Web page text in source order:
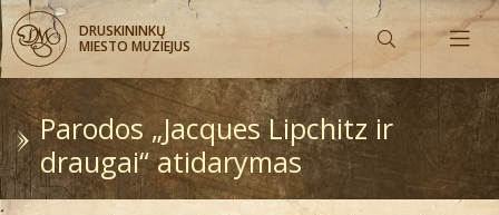
Muziejus šiandien ir vakar
DRUSKININKŲ
MIESTO MUZIEJUS
Parodos „Jacques Lipchitz ir
draugai“ atidarymas